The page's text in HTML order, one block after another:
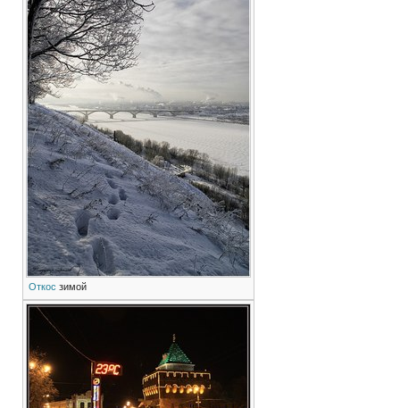
Откос зимой